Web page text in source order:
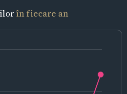
în fiecare an